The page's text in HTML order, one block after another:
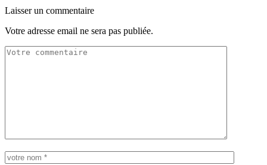
Laisser un commentaire
Votre adresse email ne sera pas publiée.